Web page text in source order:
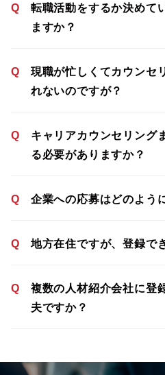
Q
転職活動をするか決めて
ますか？
Q
現職が忙しくてカウンセ
れないのですが？
Q
キャリアカウンセリング
る必要がありますか？
Q 企業への応募はどのよう
Q 地方在住ですが、登録で
Q
複数の人材紹介会社に登
夫ですか？